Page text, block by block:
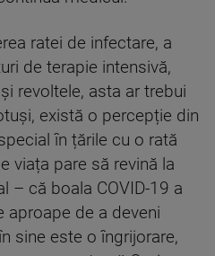
ratei de infectare, a
de terapie intensivă,
revoltele, asta ar trebui
există o percepție din
în țările cu o rată
viața pare să revină la
– că boala COVID-19 a
aproape de a deveni
sine este o îngrijorare,